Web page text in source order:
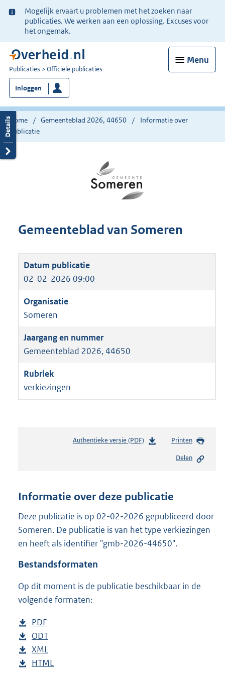
Ter
informatie:
Mogelijk ervaart u problemen met het zoeken naar
publicaties. We werken aan een oplossing. Excuses voor
het ongemak.
Menu
U
bent
nu
hier:
Publicaties Officiële publicaties
Inloggen
Home Gemeenteblad 2026, 44650
Informatie over
publicatie
Gemeenteblad van Someren
02-02-2026 09:00
Someren
Gemeenteblad 2026, 44650
verkiezingen
Authentieke versie (PDF)b
n
s
r
o
e
Printen
Delen
Informatie over deze publicatie
Deze publicatie is op 02-02-2026 gepubliceerd door
Someren. De publicatie is van het type verkiezingen
en heeft als identifier "gmb-2026-44650".
Bestandsformaten
Op dit moment is de publicatie beschikbaar in de
volgende formaten:
D
o
w
n
PDF
e
s
t
D
o
w
ODT
s
D
o
XML
e
D
HTML